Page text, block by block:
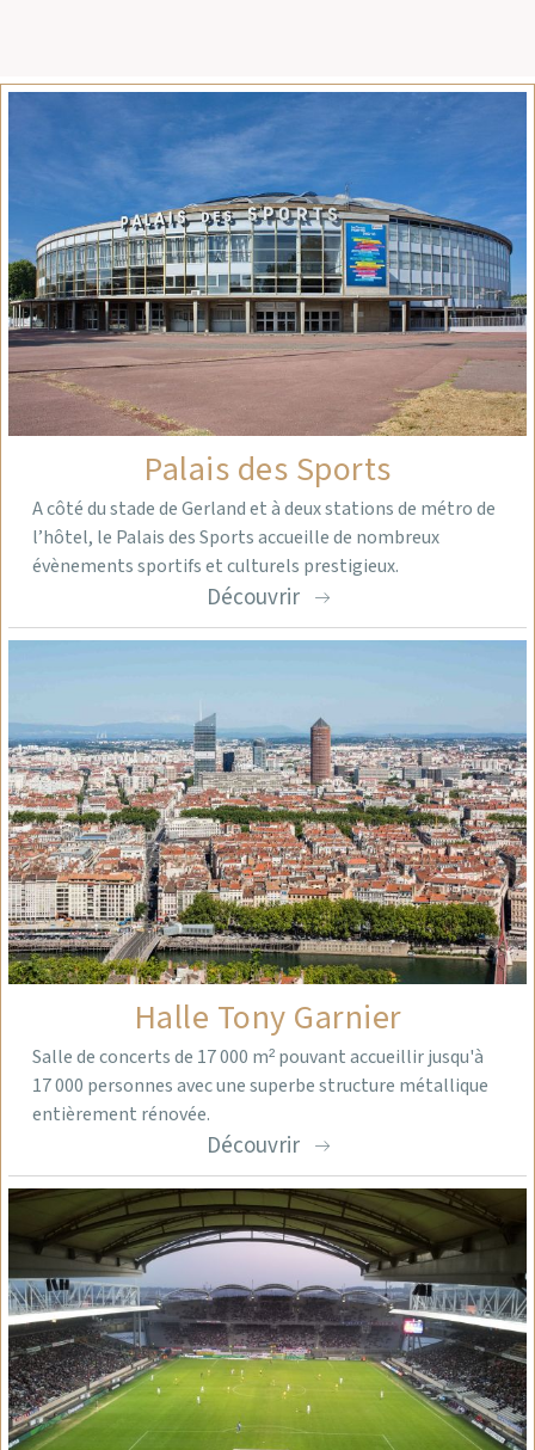
Palais des Sports
A côté du stade de Gerland et à deux stations de métro de
l’hôtel, le Palais des Sports accueille de nombreux
évènements sportifs et culturels prestigieux.
Découvrir
Halle Tony Garnier
Salle de concerts de 17 000 m² pouvant accueillir jusqu'à
17 000 personnes avec une superbe structure métallique
entièrement rénovée.
Découvrir